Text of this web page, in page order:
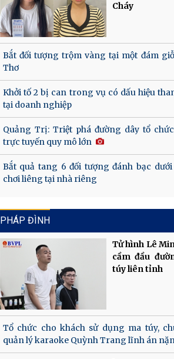
Cháy
Bắt đối tượng trộm vàng tại một đám
Thơ
Khởi tố 2 bị can trong vụ có dấu hiệu
tại doanh nghiệp
Quảng Trị: Triệt phá đường dây tổ
trực tuyến quy mô lớn
Bắt quả tang 6 đối tượng đánh bạc
chơi liêng tại nhà riêng
PHÁP ĐÌNH
Tử hình Lê
cầm đầu
túy liên tỉnh
Tổ chức cho khách sử dụng ma túy,
quản lý karaoke Quỳnh Trang lĩnh án